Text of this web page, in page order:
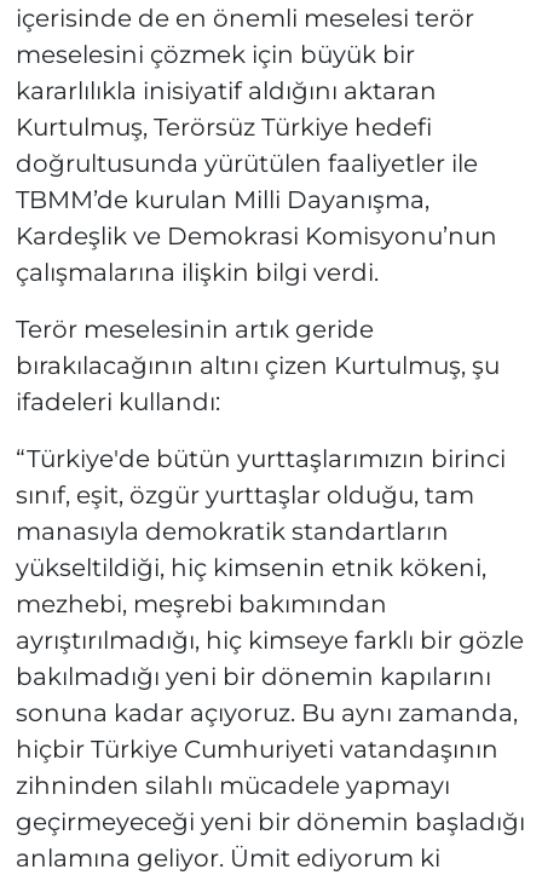
içerisinde de en önemli meselesi terör
meselesini çözmek için büyük bir
kararlılıkla inisiyatif aldığını aktaran
Kurtulmuş, Terörsüz Türkiye hedefi
doğrultusunda yürütülen faaliyetler ile
TBMM’de kurulan Milli Dayanışma,
Kardeşlik ve Demokrasi Komisyonu’nun
çalışmalarına ilişkin bilgi verdi.
Terör meselesinin artık geride
bırakılacağının altını çizen Kurtulmuş, şu
ifadeleri kullandı:
“Türkiye'de bütün yurttaşlarımızın birinci
sınıf, eşit, özgür yurttaşlar olduğu, tam
manasıyla demokratik standartların
yükseltildiği, hiç kimsenin etnik kökeni,
mezhebi, meşrebi bakımından
ayrıştırılmadığı, hiç kimseye farklı bir gözle
bakılmadığı yeni bir dönemin kapılarını
sonuna kadar açıyoruz. Bu aynı zamanda,
hiçbir Türkiye Cumhuriyeti vatandaşının
zihninden silahlı mücadele yapmayı
geçirmeyeceği yeni bir dönemin başladığı
anlamına geliyor. Ümit ediyorum ki